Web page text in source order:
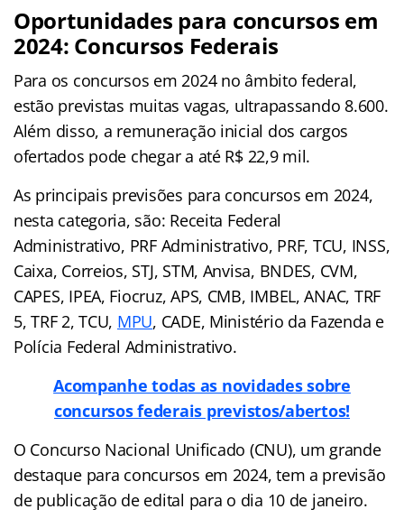
Oportunidades para concursos em
2024: Concursos Federais
Para os concursos em 2024 no âmbito federal,
estão previstas muitas vagas, ultrapassando 8.600.
Além disso, a remuneração inicial dos cargos
ofertados pode chegar a até R$ 22,9 mil.
As principais previsões para concursos em 2024,
nesta categoria, são: Receita Federal
Administrativo, PRF Administrativo, PRF, TCU, INSS,
Caixa, Correios, STJ, STM, Anvisa, BNDES, CVM,
CAPES, IPEA, Fiocruz, APS, CMB, IMBEL, ANAC, TRF
5, TRF 2, TCU, MPU, CADE, Ministério da Fazenda e
Polícia Federal Administrativo.
Acompanhe todas as novidades sobre
concursos federais previstos/abertos!
O Concurso Nacional Unificado (CNU), um grande
destaque para concursos em 2024, tem a previsão
de publicação de edital para o dia 10 de janeiro.